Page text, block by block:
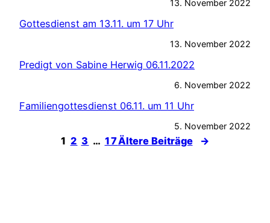
13. November 2022
Gottesdienst am 13.11. um 17 Uhr
13. November 2022
Predigt von Sabine Herwig 06.11.2022
6. November 2022
Familiengottesdienst 06.11. um 11 Uhr
5. November 2022
1 2 3 … 17Ältere Beiträge →